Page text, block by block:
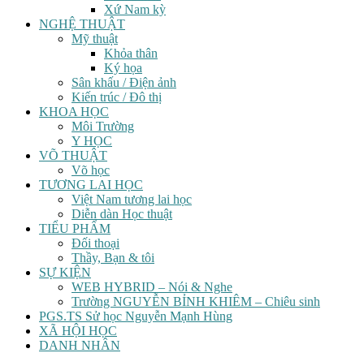
Xứ Nam kỳ
NGHỆ THUẬT
Mỹ thuật
Khỏa thân
Ký họa
Sân khấu / Điện ảnh
Kiến trúc / Đô thị
KHOA HỌC
Môi Trường
Y HỌC
VÕ THUẬT
Võ học
TƯƠNG LAI HỌC
Việt Nam tương lai học
Diễn dàn Học thuật
TIỂU PHẨM
Đối thoại
Thầy, Bạn & tôi
SỰ KIỆN
WEB HYBRID – Nói & Nghe
Trường NGUYỄN BỈNH KHIÊM – Chiêu sinh
PGS.TS Sử học Nguyễn Mạnh Hùng
XÃ HỘI HỌC
DANH NHÂN